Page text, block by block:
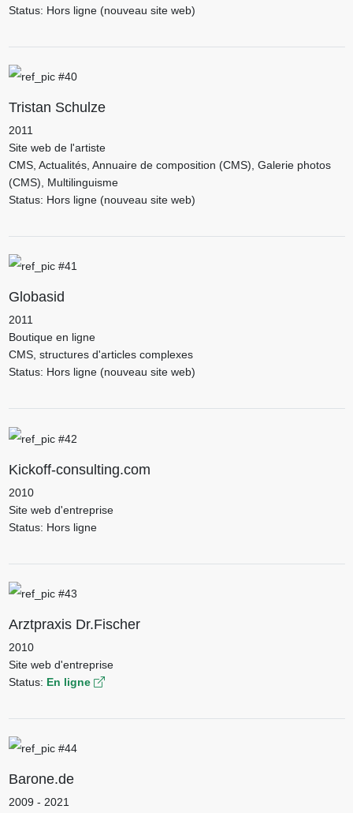
Status: Hors ligne (nouveau site web)
Tristan Schulze
2011
Site web de l'artiste
CMS, Actualités, Annuaire de composition (CMS), Galerie photos
(CMS), Multilinguisme
Status: Hors ligne (nouveau site web)
Globasid
2011
Boutique en ligne
CMS, structures d'articles complexes
Status: Hors ligne (nouveau site web)
Kickoff-consulting.com
2010
Site web d'entreprise
Status: Hors ligne
Arztpraxis Dr.Fischer
2010
Site web d'entreprise
Status: En ligne
Barone.de
2009 - 2021